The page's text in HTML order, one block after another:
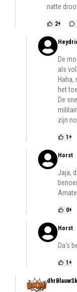
natte
2+
De
als
het
De
zijn
1 +
Horst
Jaja,
0+
Horst
Da's
1 +